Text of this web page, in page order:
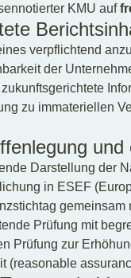
KMU auf
verpflichtend
der
zu immateriellen
Darstellung der
in ESEF
gemeinsam
Prüfung mit
Prüfung zur
(reasonable